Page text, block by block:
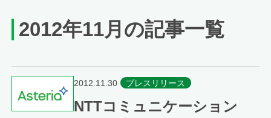
2012年11月の記事一覧
2012.11.30 プレスリリース
NTTコミュニケーション